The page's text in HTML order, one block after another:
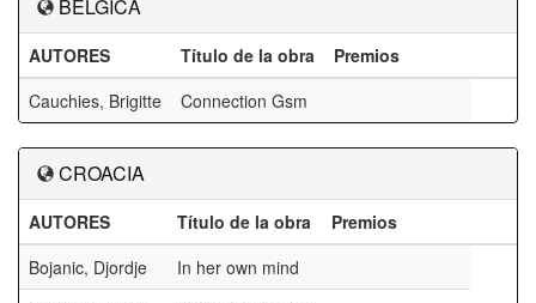
BÉLGICA
AUTORES Título de la obra
Premios
Cauchies, Brigitte
Connection Gsm
CROACIA
AUTORES Título de la obra
Premios
Bojanic, Djordje
In her own mind